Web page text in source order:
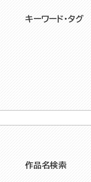
キーワード・タグ
作品名検索